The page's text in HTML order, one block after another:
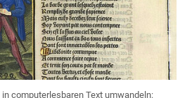
computerlesbaren Text umwandeln: